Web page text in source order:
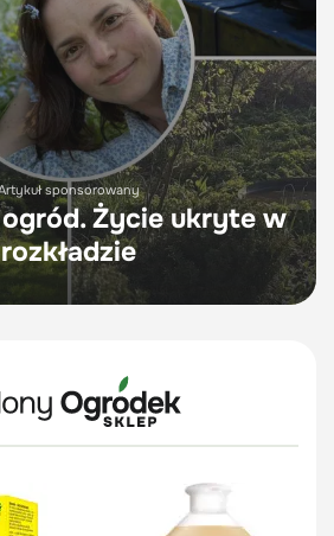
sponsorowany
Życie ukryte w
rozkładzie